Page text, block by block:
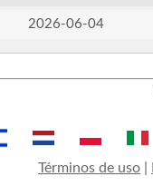
2026-06-04
Términos de uso|